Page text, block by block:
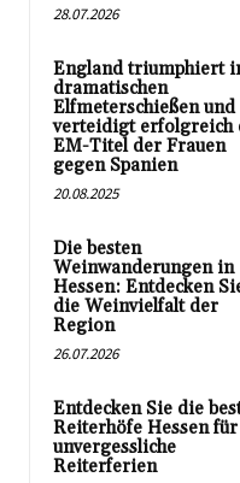
28.07.2026
England triumphiert
dramatischen
Elfmeterschießen und
verteidigt erfolgreich
EM-Titel der Frauen
gegen Spanien
20.08.2025
Die besten
Weinwanderungen in
Hessen: Entdecken
die Weinvielfalt der
Region
26.07.2026
Entdecken Sie die
Reiterhöfe Hessen für
unvergessliche
Reiterferien